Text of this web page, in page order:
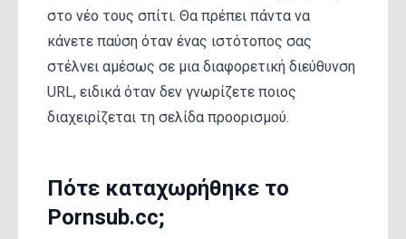
στο νέο τους σπίτι. Θα πρέπει πάντα να
κάνετε παύση όταν ένας ιστότοπος σας
στέλνει αμέσως σε μια διαφορετική διεύθυνση
URL, ειδικά όταν δεν γνωρίζετε ποιος
διαχειρίζεται τη σελίδα προορισμού.
Πότε καταχωρήθηκε το
Pornsub.cc;